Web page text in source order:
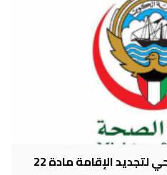
لتجديد الإقامة مادة 22